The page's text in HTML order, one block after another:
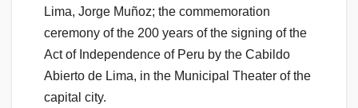
Lima, Jorge Muñoz; the commemoration
ceremony of the 200 years of the signing of the
Act of Independence of Peru by the Cabildo
Abierto de Lima, in the Municipal Theater of the
capital city.